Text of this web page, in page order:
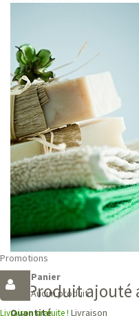
Promotions
Panier
Aucun produit
Livraison gratuite ! Livraison
Produit ajouté
Quantité